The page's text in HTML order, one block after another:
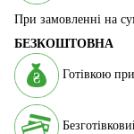
При замовленні на
БЕЗКОШТОВНА
Готівкою